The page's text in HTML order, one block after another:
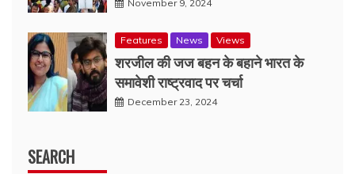
November 9, 2024
Features News Views
शरजील की जज बहन के बहाने भारत के
समावेशी राष्ट्रवाद पर चर्चा
December 23, 2024
SEARCH